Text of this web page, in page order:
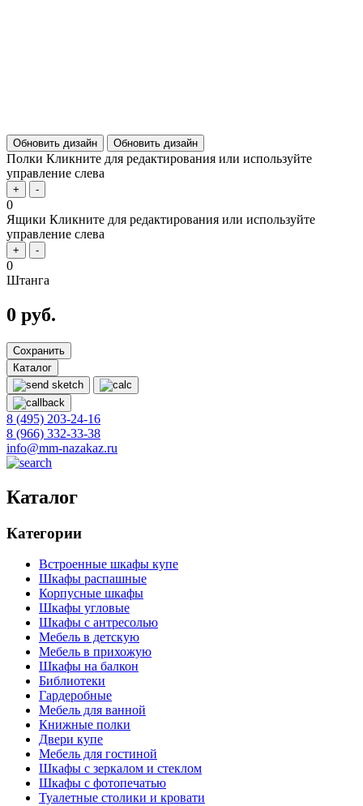
Обновить дизайн Обновить дизайн
Полки Кликните для редактирования или используйте
управление слева
+ -
0
Ящики Кликните для редактирования или используйте
управление слева
+ -
0
Штанга
0 руб.
Сохранить
Каталог
8 (495) 203-24-16
8 (966) 332-33-38
info@mm-nazakaz.ru
Каталог
Категории
Встроенные шкафы купе
Шкафы распашные
Корпусные шкафы
Шкафы угловые
Шкафы с антресолью
Мебель в детскую
Мебель в прихожую
Шкафы на балкон
Библиотеки
Гардеробные
Мебель для ванной
Книжные полки
Двери купе
Мебель для гостиной
Шкафы с зеркалом и стеклом
Шкафы с фотопечатью
Туалетные столики и кровати